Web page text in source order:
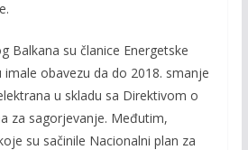
Balkana su članice Energetske
imale obavezu da do 2018. smanje
u skladu sa Direktivom o
za sagorjevanje. Međutim,
su sačinile Nacionalni plan za